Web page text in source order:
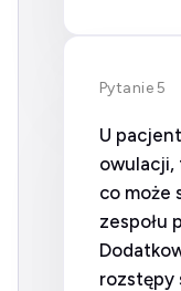
Pytanie 5
U
owulacji,
co może
zespołu
rozstępy